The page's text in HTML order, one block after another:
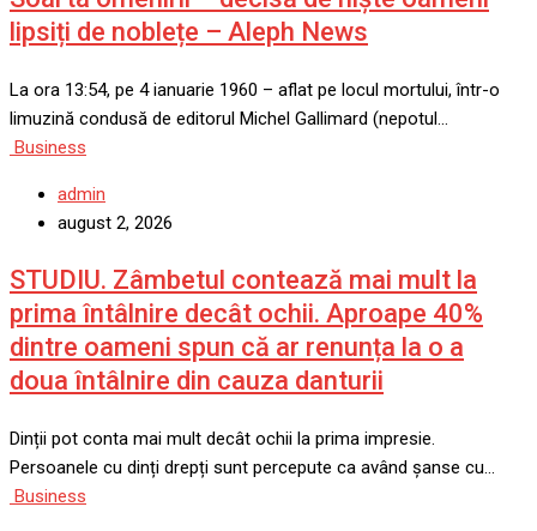
lipsiți de noblețe – Aleph News
La ora 13:54, pe 4 ianuarie 1960 – aflat pe locul mortului, într-o
limuzină condusă de editorul Michel Gallimard (nepotul…
Business
admin
august 2, 2026
STUDIU. Zâmbetul contează mai mult la
prima întâlnire decât ochii. Aproape 40%
dintre oameni spun că ar renunța la o a
doua întâlnire din cauza danturii
Dinții pot conta mai mult decât ochii la prima impresie.
Persoanele cu dinți drepți sunt percepute ca având șanse cu…
Business